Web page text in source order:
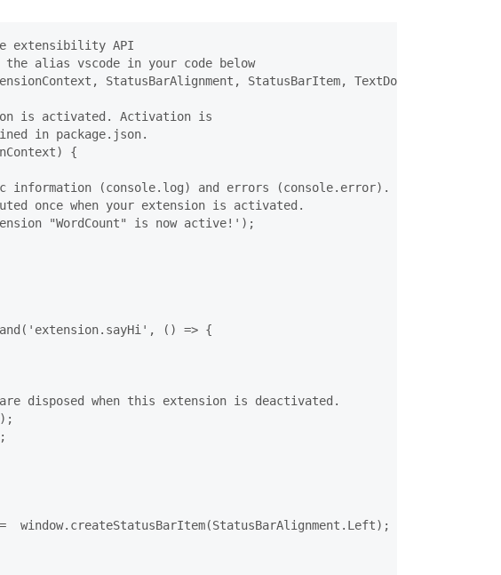
extensibility API
alias vscode in your code below
StatusBarAlignment, StatusBarItem, TextDocument }
is activated. Activation is
in package.json.
{
information (console.log) and errors (console.error).
once when your extension is activated.
"WordCount" is now active!');
() => {
disposed when this extension is deactivated.
window.createStatusBarItem(StatusBarAlignment.Left);